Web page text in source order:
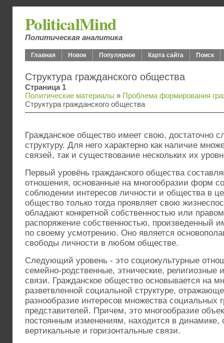
PoliticalMind
Политическая аналитика
Главная Новое Популярное Карта сайта Поиск
Структура гражданского общества
Страница 1
Политические материалы » Проблема формирования
Структура гражданского общества
Гражданское общество имеет свою, достаточно
структуру. Для него характерно как наличие
связей, так и существование нескольких их
Первый уровёнь гражданского общества
отношения, основанные на многообразии форм
соблюдении интересов личности и общества в
общество только тогда проявляет свою
обладают конкретной собственностью или
распоряжение собственностью, произведенный
по своему усмотрению. Оно является
свободы личности в любом обществе.
Следующий уровень - это социокультурные
семейно-родственные, этнические, религиозные
связи. Гражданское общество основывается на
разветвленной социальной структуре,
разнообразие интересов множества социальных
представителей. Причем, это многообразие
постоянным изменениям, находится в динамике,
вертикальные и горизонтальные связи.